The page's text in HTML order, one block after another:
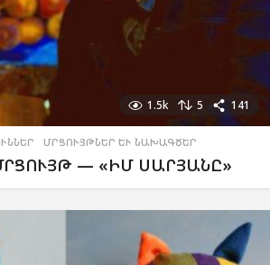
1.5k 5 141
,ՄՐՑՈՒՅԹՆԵՐ ԵՒ ՆԱԽԱԳԾԵՐ
— «ԻՄ ՍԱՐՅԱՆԸ»